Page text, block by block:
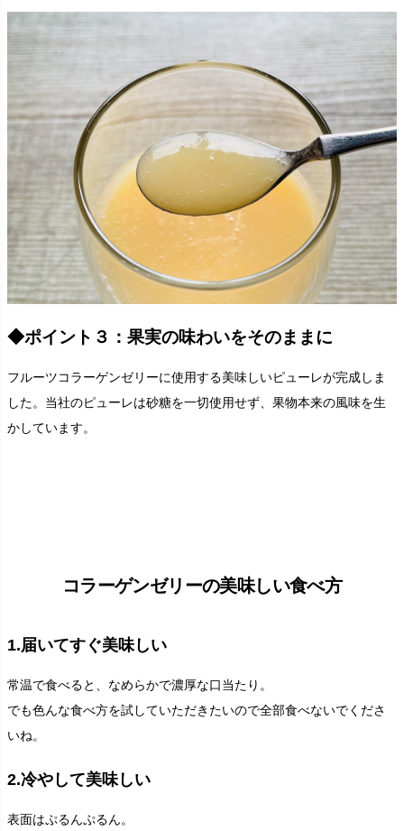
◆ポイント３：果実の味わいをそのままに
フルーツコラーゲンゼリーに使用する美味しいピューレが完成しま
した。当社のピューレは砂糖を一切使用せず、果物本来の風味を生
かしています。
コラーゲンゼリーの美味しい食べ方
1.届いてすぐ美味しい
常温で食べると、なめらかで濃厚な口当たり。
でも色んな食べ方を試していただきたいので全部食べないでくださ
いね。
2.冷やして美味しい
表面はぷるんぷるん。